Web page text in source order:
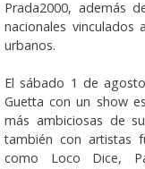
Prada2000, además
nacionales
urbanos.
El sábado 1 de
Guetta con un show
más ambiciosas de
también con artistas
como Loco Dice,